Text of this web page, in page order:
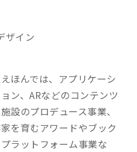
ザイン
ほんでは、アプリケーシ
ン、ARなどのコンテンツ
設のプロデュース事業、
を育むアワードやブック
ラットフォーム事業な